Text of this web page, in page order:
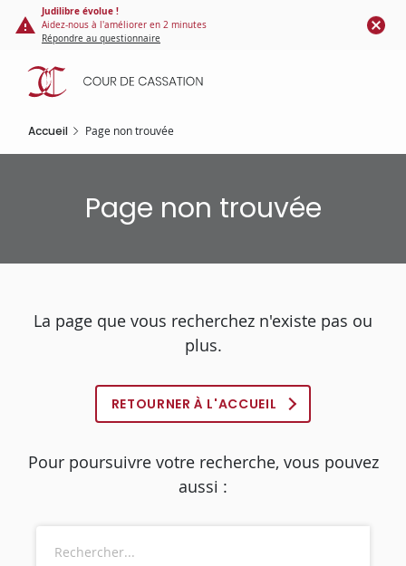
Panneau de gestion des cookies
contenu
principal
Judilibre évolue !
Aidez-nous à l'améliorer en 2 minutes
Répondre au questionnaire
Accueil Page non trouvée
Page non trouvée
La page que vous recherchez n'existe pas ou
plus.
RETOURNER À L'ACCUEIL
Pour poursuivre votre recherche, vous pouvez
aussi :